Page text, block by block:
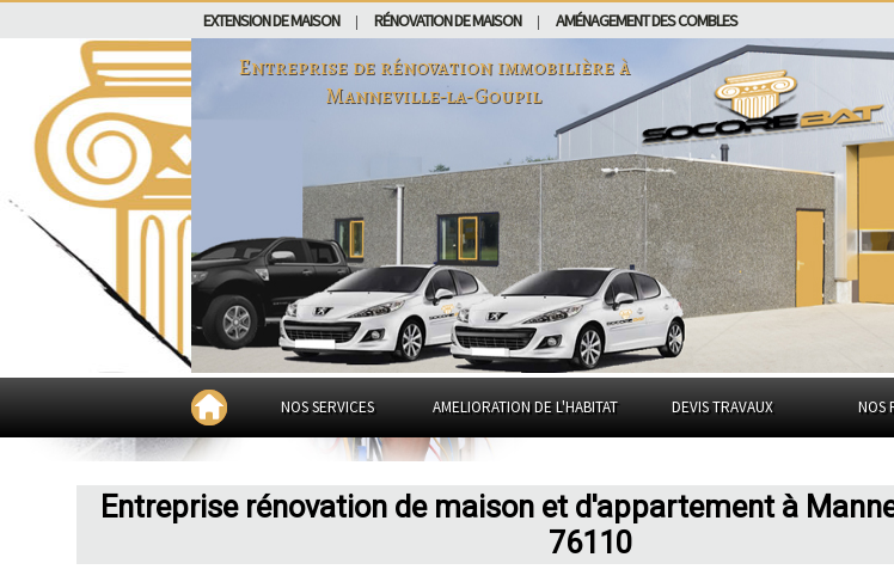
EXTENSION DE MAISON RÉNOVATION DE MAISON AMÉNAGEMENT DES COMBLES
Entreprise de rénovation immobilière à
Manneville-la-Goupil
NOS SERVICES AMELIORATION DE L'HABITAT DEVIS TRAVAUX NOS
Entreprise rénovation de maison et d'appartement à
76110